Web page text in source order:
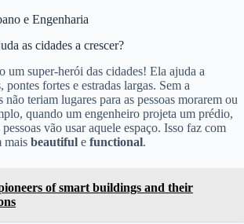
e Engenharia
as cidades a crescer?
um super-herói das cidades! Ela ajuda a
fortes e estradas largas. Sem a
não teriam lugares para as pessoas morarem ou
quando um engenheiro projeta um prédio,
vão usar aquele espaço. Isso faz com
mais beautiful e functional.
of smart buildings and their